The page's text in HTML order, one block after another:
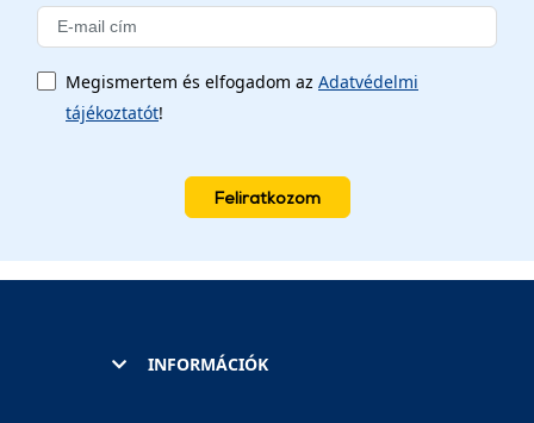
Megismertem és elfogadom az Adatvédelmi
tájékoztatót!
Feliratkozom
INFORMÁCIÓK